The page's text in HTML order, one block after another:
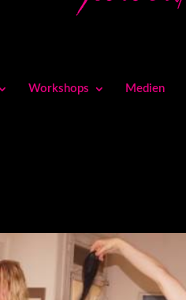
Workshops Medien